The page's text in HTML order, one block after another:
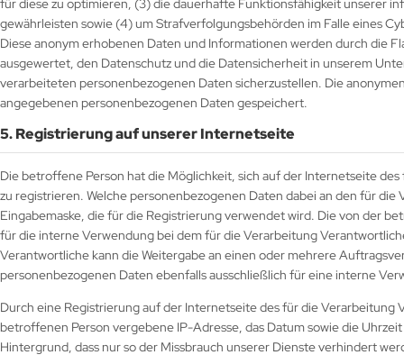
für diese zu optimieren, (3) die dauerhafte Funktionsfähigkeit unserer
gewährleisten sowie (4) um Strafverfolgungsbehörden im Falle eines
Diese anonym erhobenen Daten und Informationen werden durch die
ausgewertet, den Datenschutz und die Datensicherheit in unserem
verarbeiteten personenbezogenen Daten sicherzustellen. Die
angegebenen personenbezogenen Daten gespeichert.
5. Registrierung auf unserer Internetseite
Die betroffene Person hat die Möglichkeit, sich auf der Internetseite
zu registrieren. Welche personenbezogenen Daten dabei an den für
Eingabemaske, die für die Registrierung verwendet wird. Die von der
für die interne Verwendung bei dem für die Verarbeitung
Verantwortliche kann die Weitergabe an einen oder mehrere
personenbezogenen Daten ebenfalls ausschließlich für eine interne
Durch eine Registrierung auf der Internetseite des für die
betroffenen Person vergebene IP-Adresse, das Datum sowie die
Hintergrund, dass nur so der Missbrauch unserer Dienste verhindert